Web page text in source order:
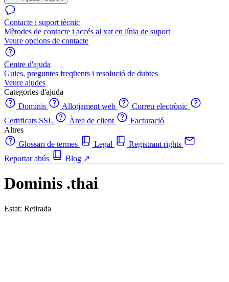
Contacte i suport tècnic
Mètodes de contacte i accés al xat en línia de suport
Veure opcions de contacte
Centre d'ajuda
Guies, preguntes freqüents i resolució de dubtes
Veure ajudes
Categories d'ajuda
Dominis
Allotjament web
Correu electrònic
Certificats SSL
Àrea de client
Facturació
Altres
Glossari de termes
Legal
Registrant rights
Reportar abús
Blog ↗
Dominis .thai
Estat: Retirada